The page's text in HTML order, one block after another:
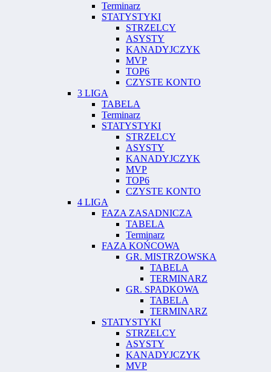
Terminarz
STATYSTYKI
STRZELCY
ASYSTY
KANADYJCZYK
MVP
TOP6
CZYSTE KONTO
3 LIGA
TABELA
Terminarz
STATYSTYKI
STRZELCY
ASYSTY
KANADYJCZYK
MVP
TOP6
CZYSTE KONTO
4 LIGA
FAZA ZASADNICZA
TABELA
Terminarz
FAZA KOŃCOWA
GR. MISTRZOWSKA
TABELA
TERMINARZ
GR. SPADKOWA
TABELA
TERMINARZ
STATYSTYKI
STRZELCY
ASYSTY
KANADYJCZYK
MVP